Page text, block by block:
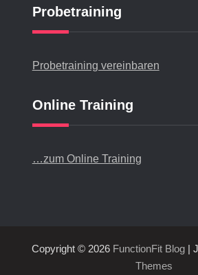
Probetraining
Probetraining vereinbaren
Online Training
…zum Online Training
Copyright © 2026 FunctionFit Blog|
Themes